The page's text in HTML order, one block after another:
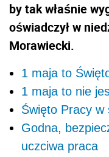
by tak właśnie
oświadczył w
Morawiecki.
1 maja to
1 maja to nie
Święto Pracy w
Godna,
uczciwa praca